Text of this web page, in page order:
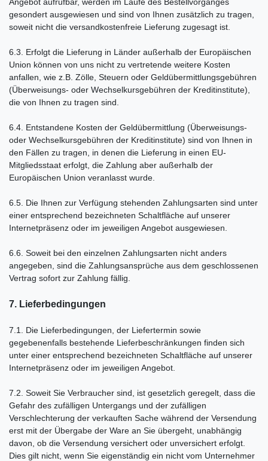
gesondert ausgewiesen und sind von Ihnen zusätzlich zu tragen,
soweit nicht die versandkostenfreie Lieferung zugesagt ist.
6.3. Erfolgt die Lieferung in Länder außerhalb der Europäischen
Union können von uns nicht zu vertretende weitere Kosten
anfallen, wie z.B. Zölle, Steuern oder Geldübermittlungsgebühren
(Überweisungs- oder Wechselkursgebühren der Kreditinstitute),
die von Ihnen zu tragen sind.
6.4. Entstandene Kosten der Geldübermittlung (Überweisungs-
oder Wechselkursgebühren der Kreditinstitute) sind von Ihnen in
den Fällen zu tragen, in denen die Lieferung in einen EU-
Mitgliedsstaat erfolgt, die Zahlung aber außerhalb der
Europäischen Union veranlasst wurde.
6.5. Die Ihnen zur Verfügung stehenden Zahlungsarten sind unter
einer entsprechend bezeichneten Schaltfläche auf unserer
Internetpräsenz oder im jeweiligen Angebot ausgewiesen.
6.6. Soweit bei den einzelnen Zahlungsarten nicht anders
angegeben, sind die Zahlungsansprüche aus dem geschlossenen
Vertrag sofort zur Zahlung fällig.
7. Lieferbedingungen
7.1. Die Lieferbedingungen, der Liefertermin sowie
gegebenenfalls bestehende Lieferbeschränkungen finden sich
unter einer entsprechend bezeichneten Schaltfläche auf unserer
Internetpräsenz oder im jeweiligen Angebot.
7.2. Soweit Sie Verbraucher sind, ist gesetzlich geregelt, dass die
Gefahr des zufälligen Untergangs und der zufälligen
Verschlechterung der verkauften Sache während der Versendung
erst mit der Übergabe der Ware an Sie übergeht, unabhängig
davon, ob die Versendung versichert oder unversichert erfolgt.
Dies gilt nicht, wenn Sie eigenständig ein nicht vom Unternehmer